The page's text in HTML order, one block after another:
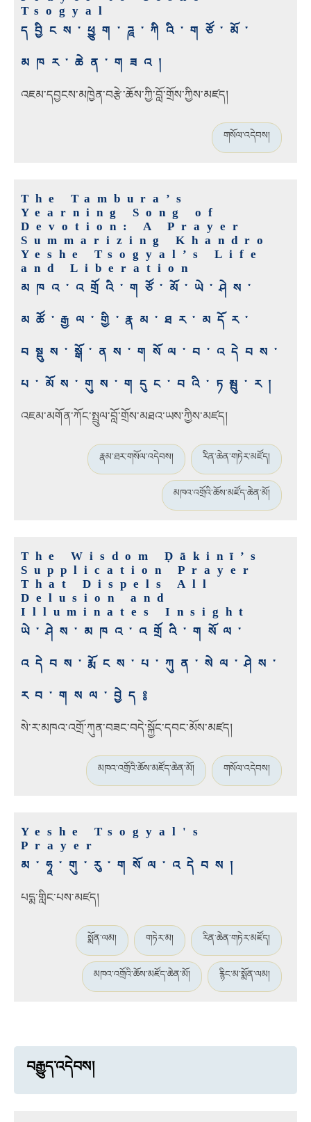
Tsogyal
དབྱིངས་ཕྱུག་ཌཱ་ཀིའི་གཙོ་མོ་
མཁར་ཆེན་གཟའ།
འཇམ་དབྱངས་མཁྱེན་བརྩེ་ཆོས་ཀྱི་བློ་གྲོས་ཀྱིས་མཛད།
གསོལ་འདེབས།
The Tambura’s
Yearning Song of
Devotion: A Prayer
Summarizing Khandro
Yeshe Tsogyal’s Life
and Liberation
མཁའ་འགྲོའི་གཙོ་མོ་ཡེ་ཤེས་
མཚོ་རྒྱལ་གྱི་རྣམ་ཐར་མདོར་
བསྡུས་སྒོ་ནས་གསོལ་བ་འདེབས་
པ་མོས་གུས་གདུང་བའི་ཏམྦུ་ར།
འཇམ་མགོན་ཀོང་སྤྲུལ་བློ་གྲོས་མཐའ་ཡས་ཀྱིས་མཛད།
རྣམ་ཐར་གསོལ་འདེབས། རིན་ཆེན་གཏེར་མཛོད།
མཁའ་འགྲོའི་ཆོས་མཛོད་ཆེན་མོ།
The Wisdom Ḍākinī’s
Supplication Prayer
That Dispels All
Delusion and
Illuminates Insight
ཡེ་ཤེས་མཁའ་འགྲོའི་གསོལ་
འདེབས་རྨོངས་པ་ཀུན་སེལ་ཤེས་
རབ་གསལ་བྱེད༔
སེ་ར་མཁའ་འགྲོ་ཀུན་བཟང་བདེ་སྐྱོང་དབང་མོས་མཛད།
མཁའ་འགྲོའི་ཆོས་མཛོད་ཆེན་མོ། གསོལ་འདེབས།
Yeshe Tsogyal's
Prayer
མ་ཧཱ་གུ་རུ་གསོལ་འདེབས།
པདྨ་གླིང་པས་མཛད།
སྨོན་ལམ། གཏེར་མ། རིན་ཆེན་གཏེར་མཛོད།
མཁའ་འགྲོའི་ཆོས་མཛོད་ཆེན་མོ། རྙིང་མ་སྨོན་ལམ།
བརྒྱུད་འདེབས།